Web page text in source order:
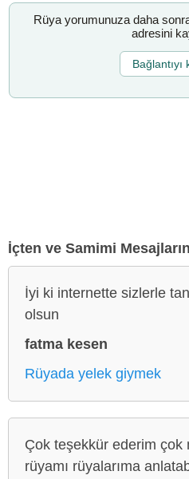
Rüya yorumunuza daha
adresini
Bağlantıyı
İçten ve Samimi
İyi ki internette sizlerle
olsun
fatma kesen
Rüyada yelek giymek
Çok teşekkür ederim çok
rüyamı rüyalarıma